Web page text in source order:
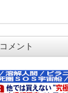
コメント